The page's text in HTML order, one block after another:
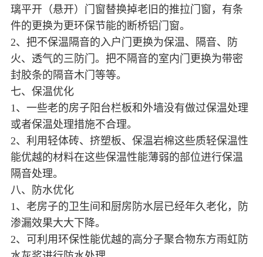
璃平开（悬开）门窗替换掉老旧的推拉门窗，有条
件的更换为更环保节能的断桥铝门窗。
2、把不保温隔音的入户门更换为保温、隔音、防
火、透气的三防门。把不隔音的室内门更换为带密
封胶条的隔音木门等等。
七、保温优化
1、一些老的房子阳台栏板和外墙没有做过保温处理
或者保温处理措施不合理。
2、利用轻体砖、挤塑板、保温岩棉这些质轻保温性
能优越的材料在这些保温性能薄弱的部位进行保温
隔音处理。
八、防水优化
1、老房子的卫生间和厨房防水层已经年久老化，防
渗漏效果大大下降。
2、可利用环保性能优越的高分子聚合物东方雨虹防